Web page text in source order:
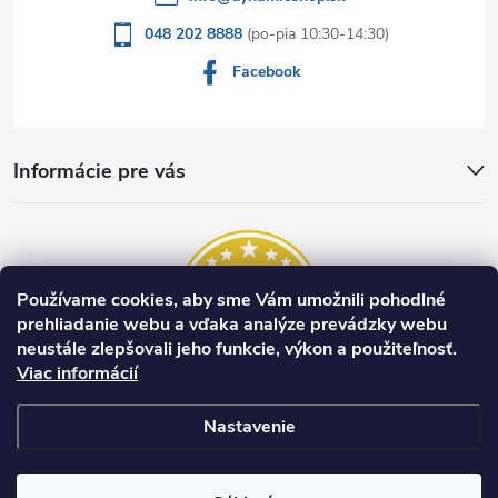
Používame cookies, aby sme Vám umožnili pohodlné
prehliadanie webu a vďaka analýze prevádzky webu
neustále zlepšovali jeho funkcie, výkon a použiteľnosť.
Viac informácií
Nastavenie
Informácie pre vás
048 202 8888
Facebook
nastavenie cookies